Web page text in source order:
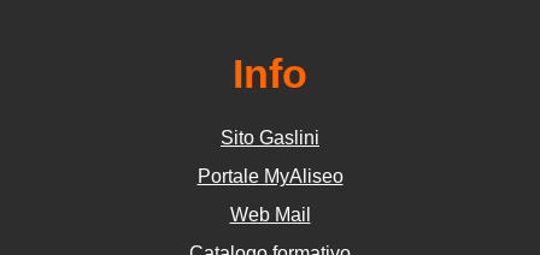
Info
Sito Gaslini
Portale MyAliseo
Web Mail